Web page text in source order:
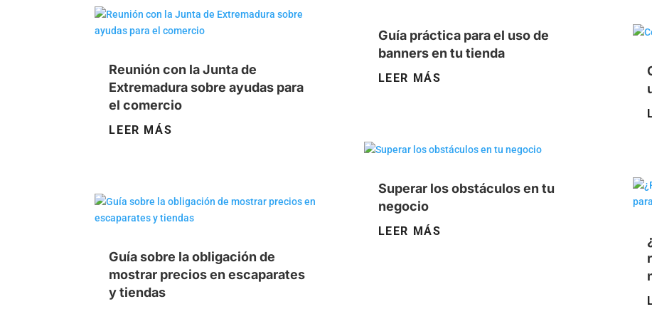
Reunión con la Junta de
Extremadura sobre ayudas para
el comercio
LEER MÁS
Guía sobre la obligación de
mostrar precios en escaparates
y tiendas
Guía práctica para el uso de
banners en tu tienda
LEER MÁS
Superar los obstáculos en tu
negocio
LEER MÁS